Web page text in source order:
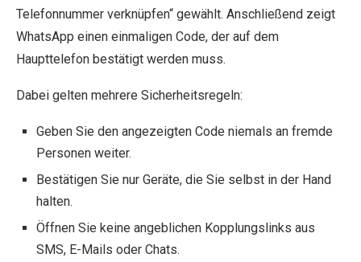
Telefonnummer verknüpfen“ gewählt. Anschließend zeigt
WhatsApp einen einmaligen Code, der auf dem
Haupttelefon bestätigt werden muss.
Dabei gelten mehrere Sicherheitsregeln:
Geben Sie den angezeigten Code niemals an fremde
Personen weiter.
Bestätigen Sie nur Geräte, die Sie selbst in der Hand
halten.
Öffnen Sie keine angeblichen Kopplungslinks aus
SMS, E-Mails oder Chats.